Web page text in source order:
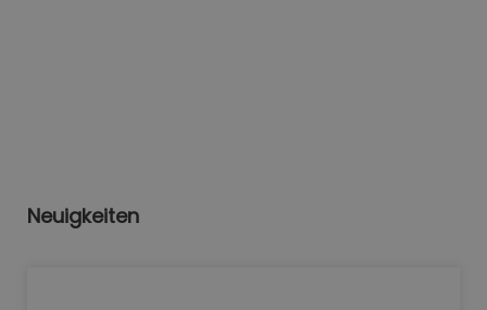
Neuigkeiten